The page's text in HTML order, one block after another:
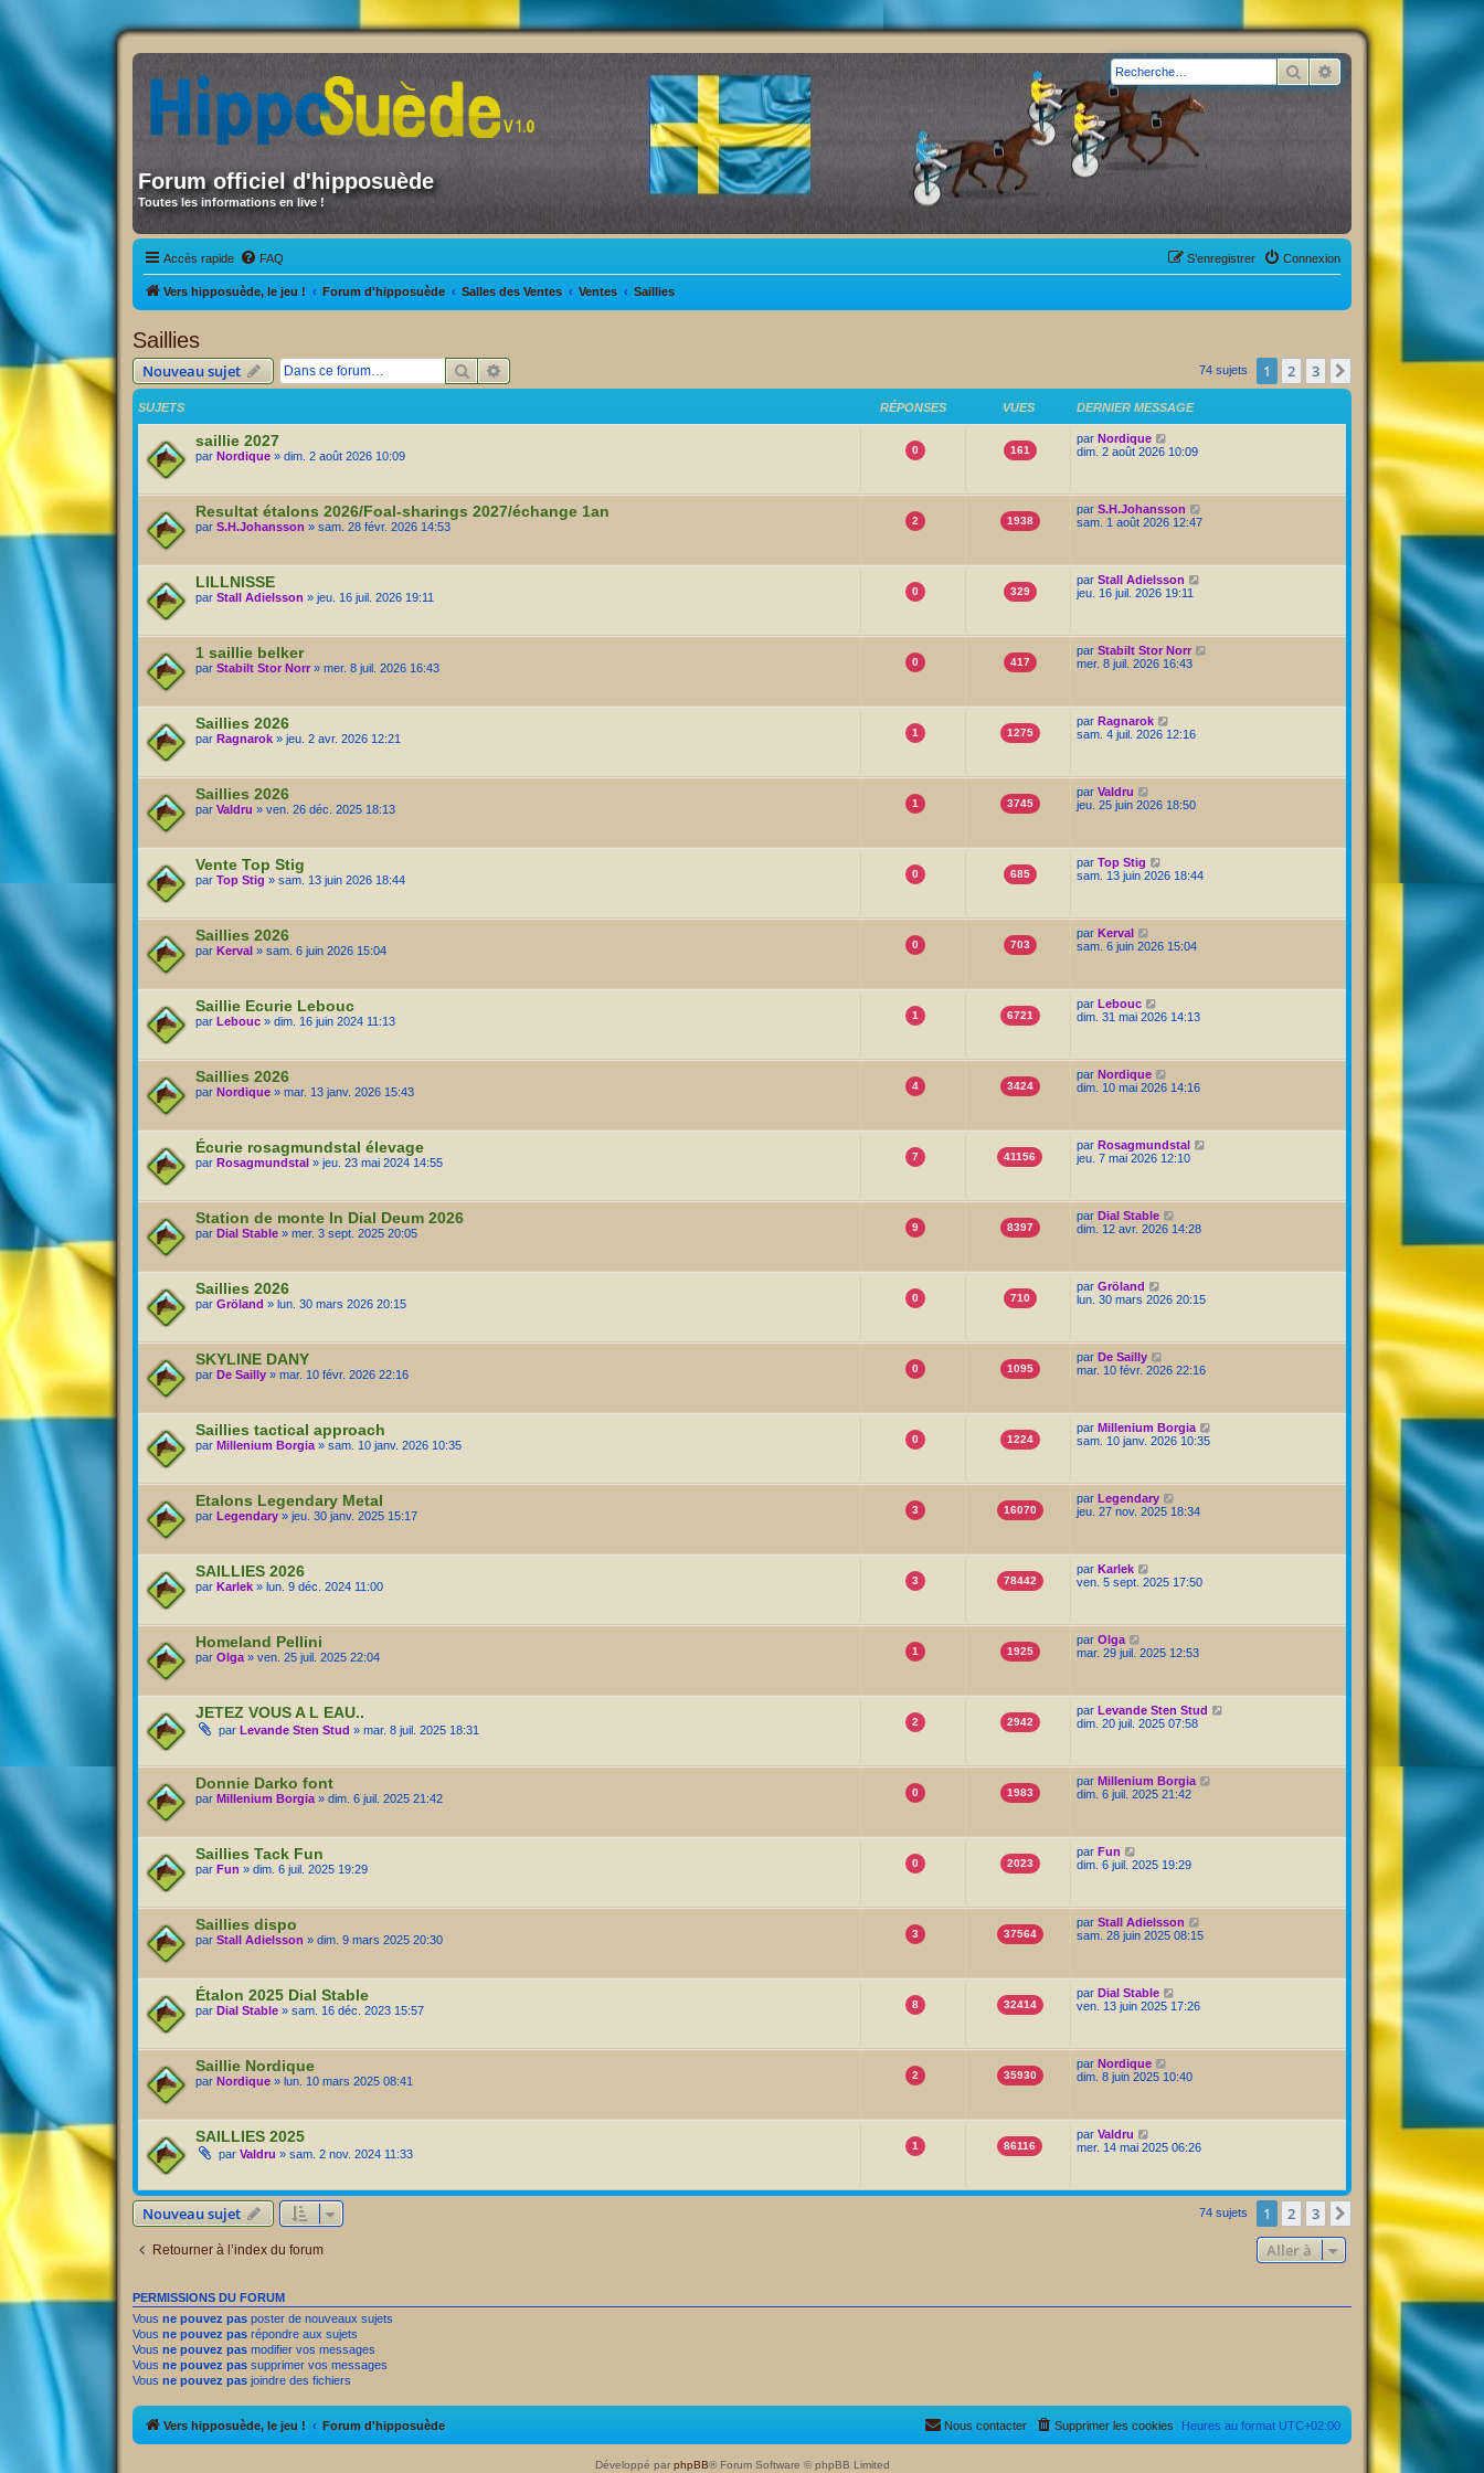
Forum officiel d'hipposuède
Toutes les informations en live !
Rechercher
Accès rapide FAQ Connexion
S’enregistrer
Vers hipposuède, le jeu ! Forum d'hipposuède Salles des Ventes Ventes Saillies
Saillies
Nouveau sujet Rechercher 74 sujets 1 2 3 Suivante
SUJETS RÉPONSES VUES DERNIER MESSAGE
saillie 2027
par Nordique » dim. 2 août 2026 10:09 0 161
par Nordique
dim. 2 août 2026 10:09
Resultat étalons 2026/Foal-sharings 2027/échange 1an
par S.H.Johansson » sam. 28 févr. 2026 14:53 2 1938
par S.H.Johansson
sam. 1 août 2026 12:47
LILLNISSE
par Stall Adielsson » jeu. 16 juil. 2026 19:11 0 329
par Stall Adielsson
jeu. 16 juil. 2026 19:11
1 saillie belker
par Stabilt Stor Norr » mer. 8 juil. 2026 16:43 0 417
par Stabilt Stor Norr
mer. 8 juil. 2026 16:43
Saillies 2026
par Ragnarok » jeu. 2 avr. 2026 12:21 1 1275
par Ragnarok
sam. 4 juil. 2026 12:16
Saillies 2026
par Valdru » ven. 26 déc. 2025 18:13 1 3745
par Valdru
jeu. 25 juin 2026 18:50
Vente Top Stig
par Top Stig » sam. 13 juin 2026 18:44 0 685
par Top Stig
sam. 13 juin 2026 18:44
Saillies 2026
par Kerval » sam. 6 juin 2026 15:04 0 703
par Kerval
sam. 6 juin 2026 15:04
Saillie Ecurie Lebouc
par Lebouc » dim. 16 juin 2024 11:13 1 6721
par Lebouc
dim. 31 mai 2026 14:13
Saillies 2026
par Nordique » mar. 13 janv. 2026 15:43 4 3424
par Nordique
dim. 10 mai 2026 14:16
Écurie rosagmundstal élevage
par Rosagmundstal » jeu. 23 mai 2024 14:55 7 41156
par Rosagmundstal
jeu. 7 mai 2026 12:10
Station de monte In Dial Deum 2026
par Dial Stable » mer. 3 sept. 2025 20:05 9 8397
par Dial Stable
dim. 12 avr. 2026 14:28
Saillies 2026
par Gröland » lun. 30 mars 2026 20:15 0 710
par Gröland
lun. 30 mars 2026 20:15
SKYLINE DANY
par De Sailly » mar. 10 févr. 2026 22:16 0 1095
par De Sailly
mar. 10 févr. 2026 22:16
Saillies tactical approach
par Millenium Borgia » sam. 10 janv. 2026 10:35 0 1224
par Millenium Borgia
sam. 10 janv. 2026 10:35
Etalons Legendary Metal
par Legendary » jeu. 30 janv. 2025 15:17 3 16070
par Legendary
jeu. 27 nov. 2025 18:34
SAILLIES 2026
par Karlek » lun. 9 déc. 2024 11:00 3 78442
par Karlek
ven. 5 sept. 2025 17:50
Homeland Pellini
par Olga » ven. 25 juil. 2025 22:04 1 1925
par Olga
mar. 29 juil. 2025 12:53
JETEZ VOUS A L EAU..
par Levande Sten Stud » mar. 8 juil. 2025 18:31
2 2942
par Levande Sten Stud
dim. 20 juil. 2025 07:58
Donnie Darko font
par Millenium Borgia » dim. 6 juil. 2025 21:42 0 1983
par Millenium Borgia
dim. 6 juil. 2025 21:42
Saillies Tack Fun
par Fun » dim. 6 juil. 2025 19:29 0 2023
par Fun
dim. 6 juil. 2025 19:29
Saillies dispo
par Stall Adielsson » dim. 9 mars 2025 20:30 3 37564
par Stall Adielsson
sam. 28 juin 2025 08:15
Étalon 2025 Dial Stable
par Dial Stable » sam. 16 déc. 2023 15:57 8 32414
par Dial Stable
ven. 13 juin 2025 17:26
Saillie Nordique
par Nordique » lun. 10 mars 2025 08:41 2 35930
par Nordique
dim. 8 juin 2025 10:40
SAILLIES 2025
par Valdru » sam. 2 nov. 2024 11:33
1 86116
par Valdru
mer. 14 mai 2025 06:26
Nouveau sujet 74 sujets 1 2 3
Retourner à l’index du forum Aller à
PERMISSIONS DU FORUM
Vous ne pouvez pas poster de nouveaux sujets
Vous ne pouvez pas répondre aux sujets
Vous ne pouvez pas modifier vos messages
Vous ne pouvez pas supprimer vos messages
Vous ne pouvez pas joindre des fichiers
Vers hipposuède, le jeu ! Forum d'hipposuède Heures au format UTC+02:00
Supprimer les cookies
Nous contacter
Développé par phpBB® Forum Software © phpBB Limited